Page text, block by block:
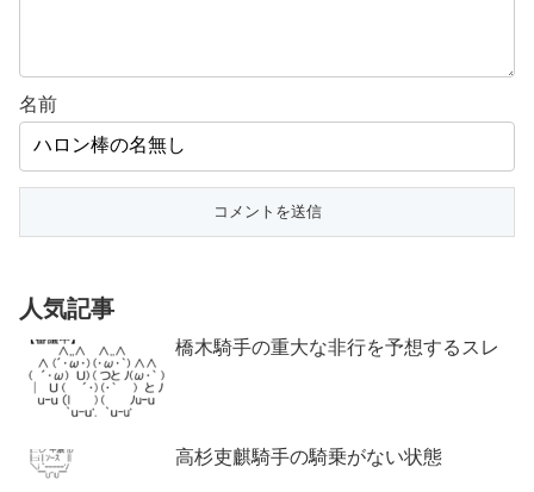
名前
人気記事
橋木騎手の重大な非行を予想するスレ
高杉吏麒騎手の騎乗がない状態